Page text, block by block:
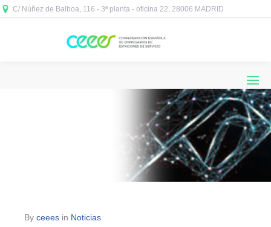
C/ Núñez de Balboa, 116 - 3ª planta - oficina 22, 28006 MADRID
By ceees in Noticias